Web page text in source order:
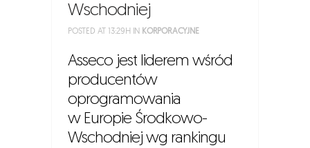
Wschodniej
POSTED AT 13:29H IN KORPORACYJNE
Asseco jest liderem wśród
producentów
oprogramowania
w Europie Środkowo-
Wschodniej wg rankingu